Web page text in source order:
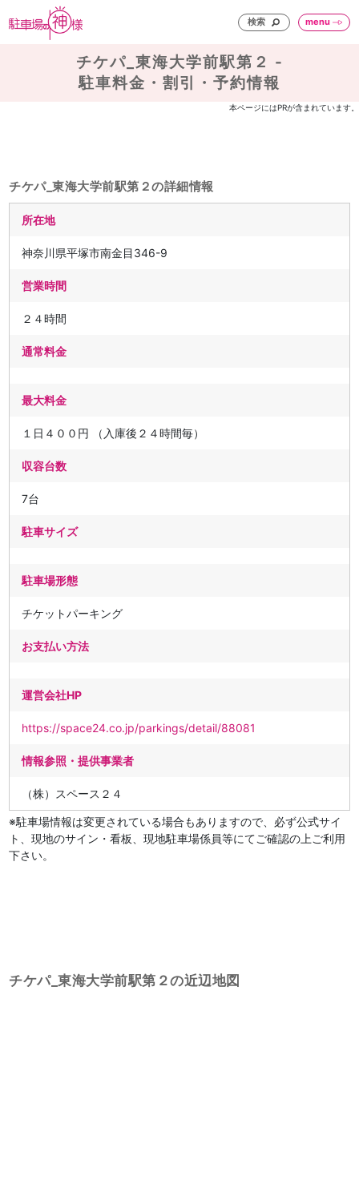
検索 menu
チケパ_東海大学前駅第２ -
駐車料金・割引・予約情報
本ページにはPRが含まれています。
チケパ_東海大学前駅第２の詳細情報
所在地
神奈川県平塚市南金目346-9
営業時間
２４時間
通常料金
最大料金
１日４００円 （入庫後２４時間毎）
収容台数
7台
駐車サイズ
駐車場形態
チケットパーキング
お支払い方法
運営会社HP
https://space24.co.jp/parkings/detail/88081
情報参照・提供事業者
（株）スペース２４
※駐車場情報は変更されている場合もありますので、必ず公式サイ
ト、現地のサイン・看板、現地駐車場係員等にてご確認の上ご利用
下さい。
チケパ_東海大学前駅第２の近辺地図